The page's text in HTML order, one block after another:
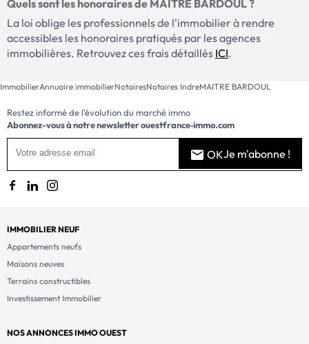
Quels sont les honoraires de MAITRE BARDOUL ?
La loi oblige les professionnels de l'immobilier à rendre
accessibles les honoraires pratiqués par les agences
immobilières. Retrouvez ces frais détaillés ICI.
ImmobilierAnnuaire immobilierNotairesNotaires IndreMAITRE BARDOUL
Restez informé de l'évolution du marché immo
Abonnez-vous à notre newsletterouestfrance‑immo.com
OKJe m'abonne !
IMMOBILIER NEUF
Appartements neufs
Maisons neuves
Terrains constructibles
Investissement Immobilier
NOS ANNONCES IMMO OUEST